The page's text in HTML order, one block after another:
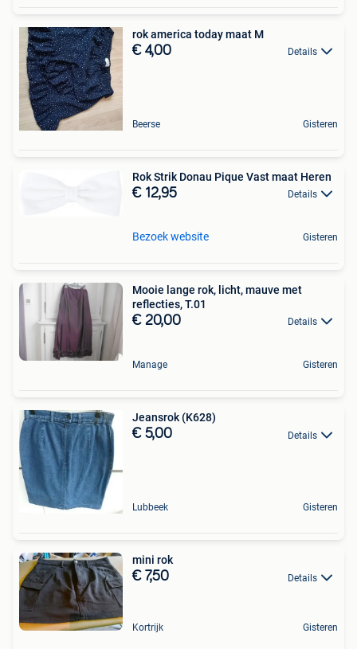
rok america today maat M
€ 4,00 Details
Beerse Gisteren
Rok Strik Donau Pique Vast maat Heren
€ 12,95 Details
Bezoek website Gisteren
Mooie lange rok, licht, mauve met
reflecties, T.01
€ 20,00 Details
Manage Gisteren
Jeansrok (K628)
€ 5,00 Details
Lubbeek Gisteren
mini rok
€ 7,50 Details
Kortrijk Gisteren